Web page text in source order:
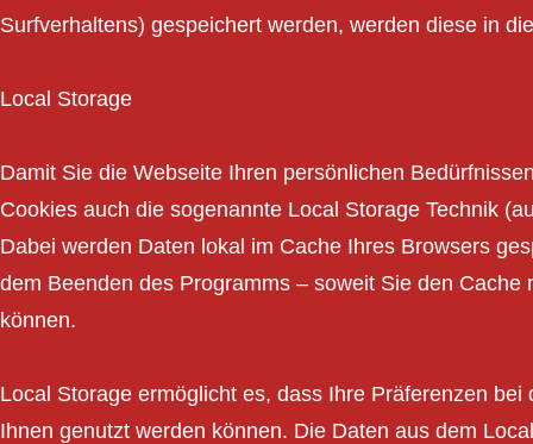
Surfverhaltens) gespeichert werden, werden diese in
Local Storage
Damit Sie die Webseite Ihren persönlichen
Cookies auch die sogenannte Local Storage Technik
Dabei werden Daten lokal im Cache Ihres Browsers
dem Beenden des Programms – soweit Sie den
können.
Local Storage ermöglicht es, dass Ihre Präferenzen
Ihnen genutzt werden können. Die Daten aus dem